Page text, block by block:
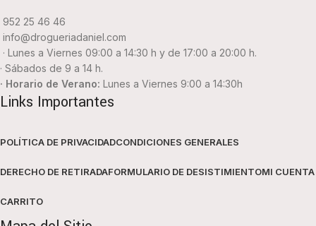
952 25 46 46
info@drogueriadaniel.com
· Lunes a Viernes 09:00 a 14:30 h y de 17:00 a 20:00 h.
· Sábados de 9 a 14 h.
· Horario de Verano: Lunes a Viernes 9:00 a 14:30h
Links Importantes
POLÍTICA DE PRIVACIDADCONDICIONES GENERALES
DERECHO DE RETIRADAFORMULARIO DE DESISTIMIENTOMI CUENTA
CARRITO